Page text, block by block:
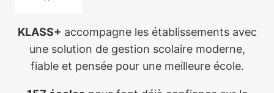
KLASS+ accompagne les établissements avec
une solution de gestion scolaire moderne,
fiable et pensée pour une meilleure école.